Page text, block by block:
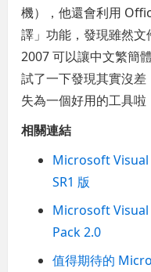
機），他還會利用
譯」功能，發現雖然
2007 可以讓中文繁簡
試了一下發現其實沒
失為一個好用的工具啦
相關連結
Microsoft
SR1 版
Microsoft
Pack 2.0
值得期待的